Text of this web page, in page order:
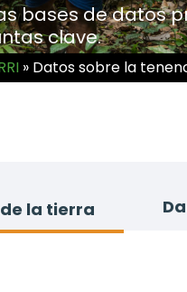
bases de datos
clave.
» Datos sobre la
la tierra